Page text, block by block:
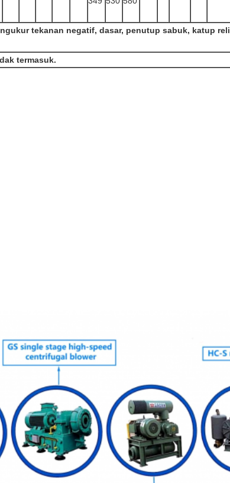
tekanan negatif, dasar, penutup sabuk, katup
termasuk.